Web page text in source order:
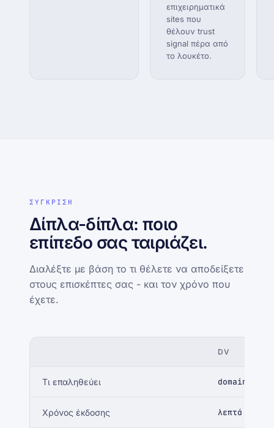
επιχειρηματικά
sites που
θέλουν trust
signal πέρα από
το λουκέτο.
ΣΥΓΚΡΙΣΗ
Δίπλα-δίπλα: ποιο
επίπεδο σας ταιριάζει.
Διαλέξτε με βάση το τι θέλετε να αποδείξετε
στους επισκέπτες σας - και τον χρόνο που
έχετε.
DV
Τι επαληθεύει domain
Χρόνος έκδοσης λεπτά